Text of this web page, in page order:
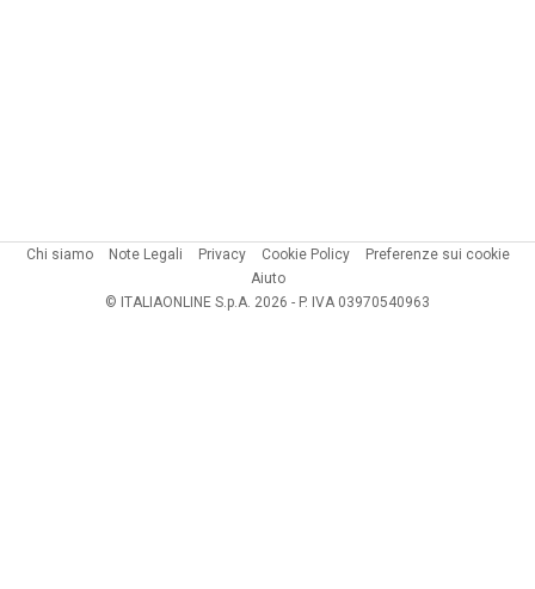
Chi siamo Note Legali Privacy Cookie Policy
Preferenze sui cookie
Aiuto
© ITALIAONLINE S.p.A. 2026 - P. IVA 03970540963